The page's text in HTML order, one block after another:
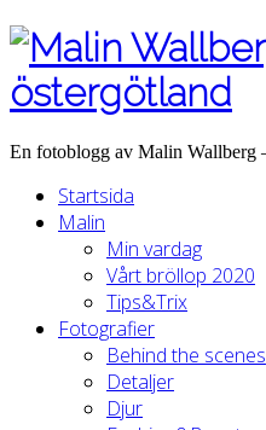
En fotoblogg av Malin Wallberg
Startsida
Malin
Min vardag
Vårt bröllop 2020
Tips&Trix
Fotografier
Behind the scenes
Detaljer
Djur